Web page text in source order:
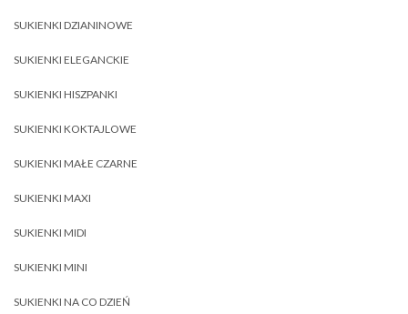
SUKIENKI DZIANINOWE
SUKIENKI ELEGANCKIE
SUKIENKI HISZPANKI
SUKIENKI KOKTAJLOWE
SUKIENKI MAŁE CZARNE
SUKIENKI MAXI
SUKIENKI MIDI
SUKIENKI MINI
SUKIENKI NA CO DZIEŃ